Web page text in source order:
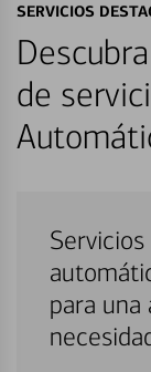
SERVICIOS
de
para una